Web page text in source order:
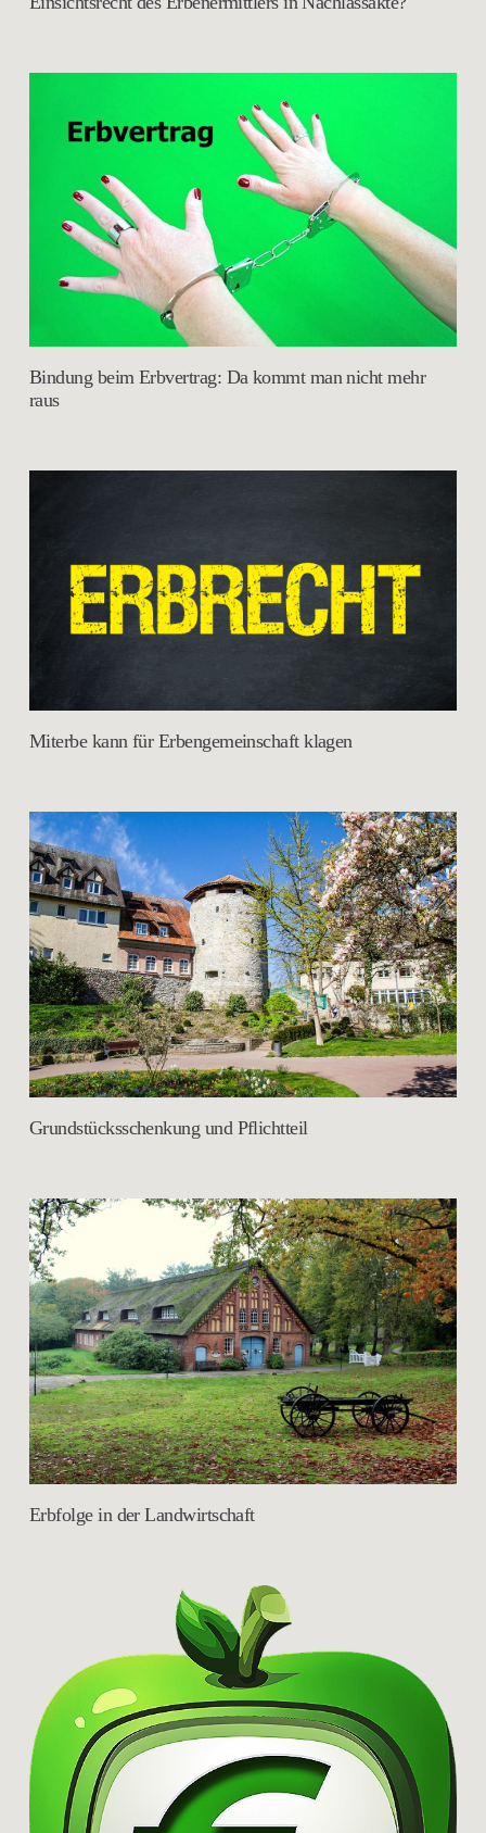
Bindung beim Erbvertrag: Da kommt man nicht mehr
raus
Miterbe kann für Erbengemeinschaft klagen
Grundstücksschenkung und Pflichtteil
Erbfolge in der Landwirtschaft